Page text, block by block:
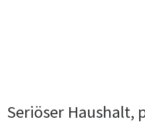
Seriöser Haushalt,